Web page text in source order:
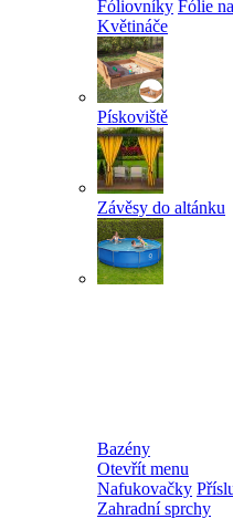
Fóliovníky Fólie
Květináče
Pískoviště
Závěsy do altánku
Bazény
Otevřít menu
Nafukovačky
Zahradní sprchy